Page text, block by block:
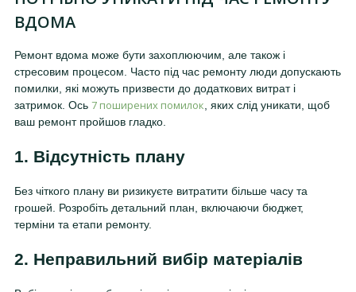
ВДОМА
Ремонт вдома може бути захоплюючим, але також і
стресовим процесом. Часто під час ремонту люди допускають
помилки, які можуть призвести до додаткових витрат і
затримок. Ось 7 поширених помилок , яких слід уникати, щоб
ваш ремонт пройшов гладко.
1. Відсутність плану
Без чіткого плану ви ризикуєте витратити більше часу та
грошей. Розробіть детальний план, включаючи бюджет,
терміни та етапи ремонту.
2. Неправильний вибір матеріалів